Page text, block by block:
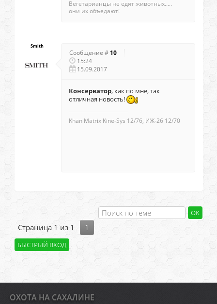
Вегетаpианцы не едят животных.....
они их объедают!
Smith
Сообщение # 10
15:24
15.09.2017
Консерватор, как по мне, так
отличная новость!
Khan Matrix Kine-Sys 12/76, ИЖ-26 12/70
Страница 1 из 1 1
ОХОТА НА САХАЛИНЕ